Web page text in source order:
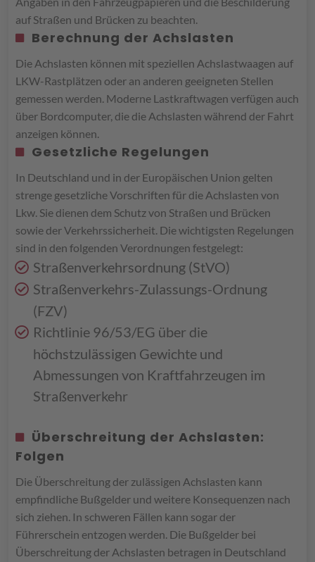
auf Straßen und Brücken zu beachten.
Berechnung der Achslasten
Die Achslasten können mit speziellen Achslastwaagen auf
LKW-Rastplätzen oder an anderen geeigneten Stellen
gemessen werden. Moderne Lastkraftwagen verfügen auch
über Bordcomputer, die die Achslasten während der Fahrt
anzeigen können.
Gesetzliche Regelungen
In Deutschland und in der Europäischen Union gelten
strenge gesetzliche Vorschriften für die Achslasten von
Lkw. Sie dienen dem Schutz von Straßen und Brücken
sowie der Verkehrssicherheit. Die wichtigsten Regelungen
sind in den folgenden Verordnungen festgelegt:
Straßenverkehrsordnung (StVO)
Straßenverkehrs-Zulassungs-Ordnung
(FZV)
Richtlinie 96/53/EG über die
höchstzulässigen Gewichte und
Abmessungen von Kraftfahrzeugen im
Straßenverkehr
Überschreitung der Achslasten:
Folgen
Die Überschreitung der zulässigen Achslasten kann
empfindliche Bußgelder und weitere Konsequenzen nach
sich ziehen. In schweren Fällen kann sogar der
Führerschein entzogen werden. Die Bußgelder bei
Überschreitung der Achslasten betragen in Deutschland